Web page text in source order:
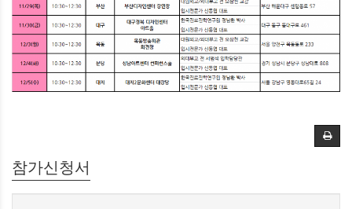
참가신청서